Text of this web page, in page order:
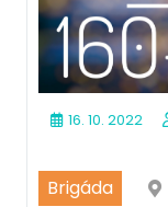
16. 10. 2022
Brigáda